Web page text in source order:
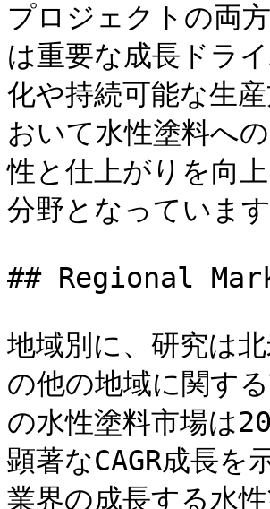
プロジェクトの両
は重要な成長ドラ
化や持続可能な生
おいて水性塗料へ
性と仕上がりを向
分野となっています
## Regional
地域別に、研究は
の他の地域に関す
の水性塗料市場は
顕著なCAGR成長
業界の成長する水